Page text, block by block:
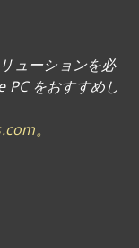
ューションを必
をおすすめし
。